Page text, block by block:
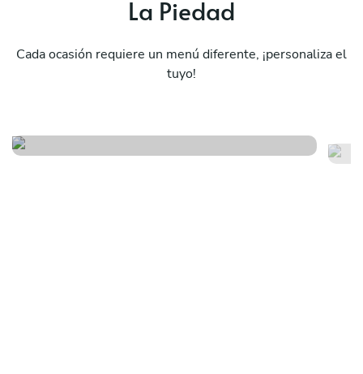
La Piedad
Cada ocasión requiere un menú diferente, ¡personaliza el
tuyo!
El viaje a méxico y sus